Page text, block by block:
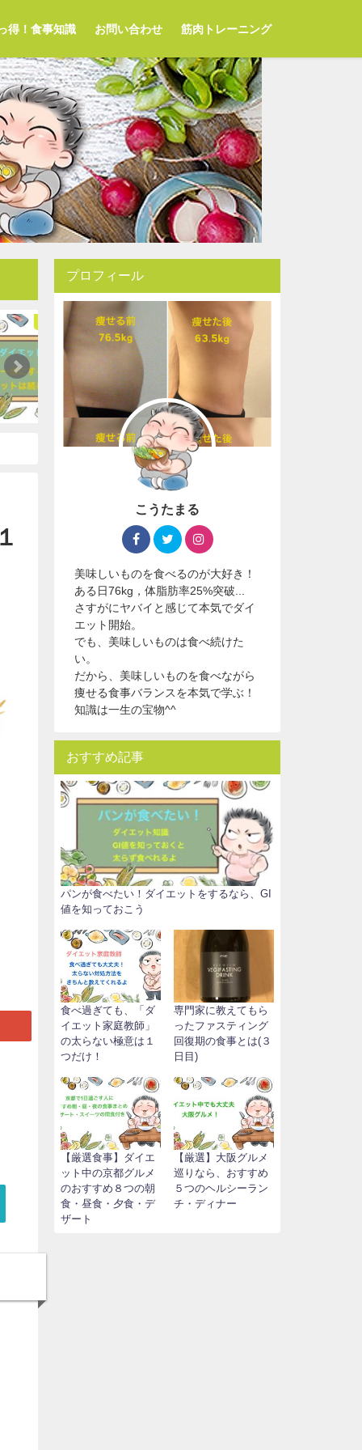
得！食事知識 お問い合わせ 筋肉トレーニング
ダイエット家庭教師 ダイエット家庭教師
プロフィール
こうたまる
美味しいものを食べるのが大好き！
ある日76kg，体脂肪率25%突破...
さすがにヤバイと感じて本気でダイ
エット開始。
でも、美味しいものは食べ続けた
い。
だから、美味しいものを食べながら
痩せる食事バランスを本気で学ぶ！
知識は一生の宝物^^
おすすめ記事
パンが食べたい！ダイエットをするなら、GI
値を知っておこう
食べ過ぎても、「ダ
イエット家庭教師」
の太らない極意は１
つだけ！
専門家に教えてもら
ったファスティング
回復期の食事とは(３
日目)
【厳選食事】ダイエ
ット中の京都グルメ
のおすすめ８つの朝
食・昼食・夕食・デ
ザート
【厳選】大阪グルメ
巡りなら、おすすめ
５つのヘルシーラン
チ・ディナー